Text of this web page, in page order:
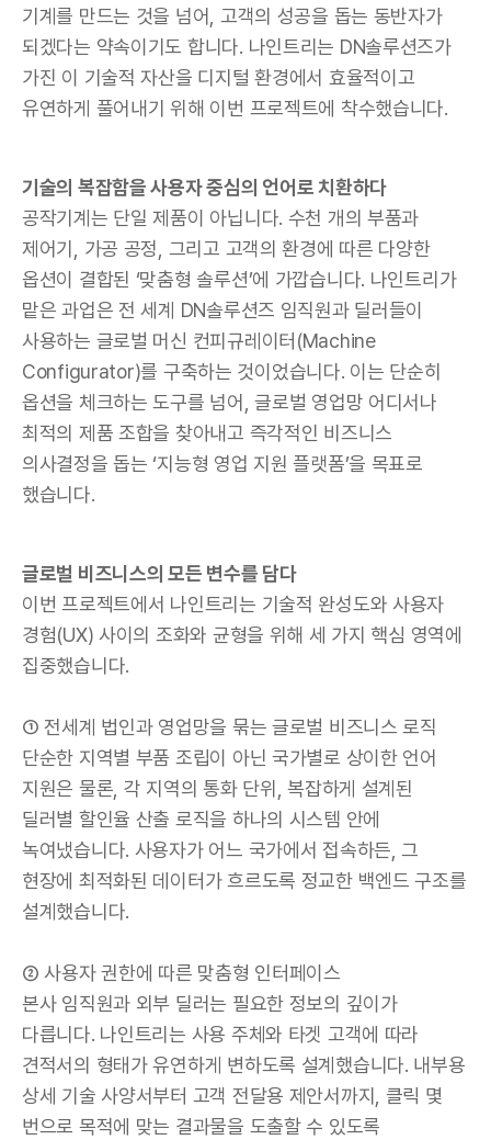
기계를 만드는 것을 넘어, 고객의 성공을 돕는 동반자가
되겠다는 약속이기도 합니다. 나인트리는 DN솔루션즈가
가진 이 기술적 자산을 디지털 환경에서 효율적이고
유연하게 풀어내기 위해 이번 프로젝트에 착수했습니다.
기술의 복잡함을 사용자 중심의 언어로 치환하다
공작기계는 단일 제품이 아닙니다. 수천 개의 부품과
제어기, 가공 공정, 그리고 고객의 환경에 따른 다양한
옵션이 결합된 ‘맞춤형 솔루션’에 가깝습니다. 나인트리가
맡은 과업은 전 세계 DN솔루션즈 임직원과 딜러들이
사용하는 글로벌 머신 컨피규레이터(Machine
Configurator)를 구축하는 것이었습니다. 이는 단순히
옵션을 체크하는 도구를 넘어, 글로벌 영업망 어디서나
최적의 제품 조합을 찾아내고 즉각적인 비즈니스
의사결정을 돕는 ‘지능형 영업 지원 플랫폼’을 목표로
했습니다.
글로벌 비즈니스의 모든 변수를 담다
이번 프로젝트에서 나인트리는 기술적 완성도와 사용자
경험(UX) 사이의 조화와 균형을 위해 세 가지 핵심 영역에
집중했습니다.
① 전세계 법인과 영업망을 묶는 글로벌 비즈니스 로직
단순한 지역별 부품 조립이 아닌 국가별로 상이한 언어
지원은 물론, 각 지역의 통화 단위, 복잡하게 설계된
딜러별 할인율 산출 로직을 하나의 시스템 안에
녹여냈습니다. 사용자가 어느 국가에서 접속하든, 그
현장에 최적화된 데이터가 흐르도록 정교한 백엔드 구조를
설계했습니다.
② 사용자 권한에 따른 맞춤형 인터페이스
본사 임직원과 외부 딜러는 필요한 정보의 깊이가
다릅니다. 나인트리는 사용 주체와 타겟 고객에 따라
견적서의 형태가 유연하게 변하도록 설계했습니다. 내부용
상세 기술 사양서부터 고객 전달용 제안서까지, 클릭 몇
번으로 목적에 맞는 결과물을 도출할 수 있도록